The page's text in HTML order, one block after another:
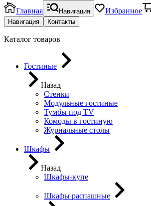
Главная Навигация Избранное
Навигация Контакты
Каталог товаров
Гостиные
Назад
Стенки
Модульные гостиные
Тумбы под ТV
Комоды в гостиную
Журнальные столы
Шкафы
Назад
Шкафы-купе
Шкафы распашные